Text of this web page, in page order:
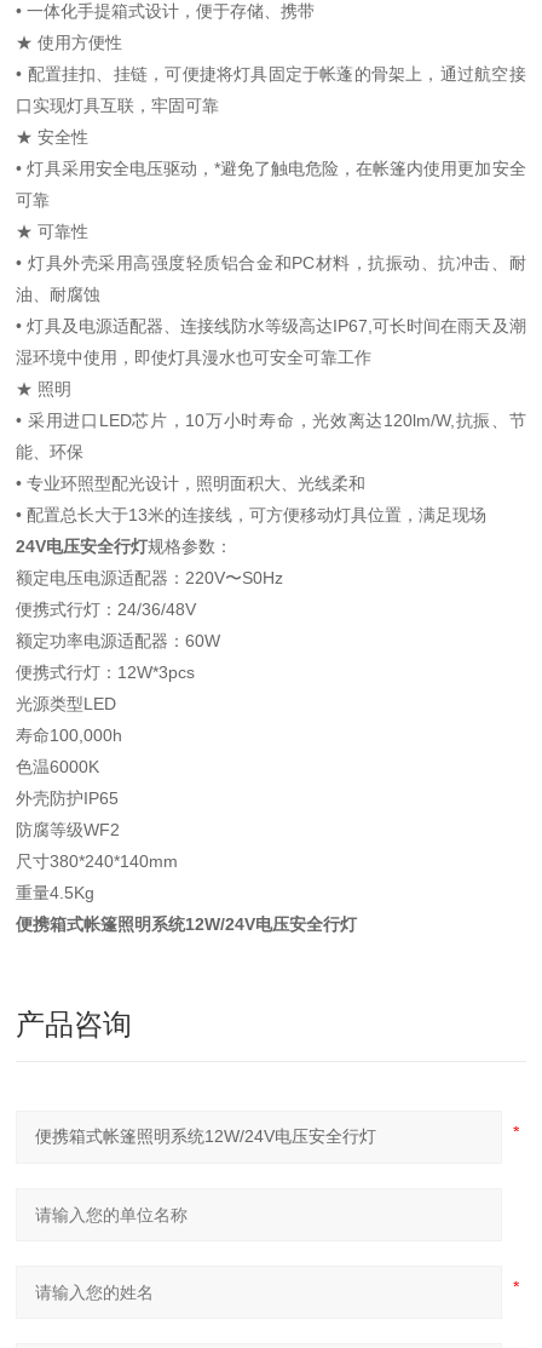
• 一体化手提箱式设计，便于存储、携带
★ 使用方便性
• 配置挂扣、挂链，可便捷将灯具固定于帐蓬的骨架上，通过航空接
口实现灯具互联，牢固可靠
★ 安全性
• 灯具采用安全电压驱动，*避免了触电危险，在帐篷内使用更加安全
可靠
★ 可靠性
• 灯具外壳采用高强度轻质铝合金和PC材料，抗振动、抗冲击、耐
油、耐腐蚀
• 灯具及电源适配器、连接线防水等级高达IP67,可长时间在雨天及潮
湿环境中使用，即使灯具漫水也可安全可靠工作
★ 照明
• 采用进口LED芯片，10万小时寿命，光效离达120lm/W,抗振、节
能、环保
• 专业环照型配光设计，照明面积大、光线柔和
• 配置总长大于13米的连接线，可方便移动灯具位置，满足现场
24V电压安全行灯规格参数：
额定电压电源适配器：220V〜S0Hz
便携式行灯：24/36/48V
额定功率电源适配器：60W
便携式行灯：12W*3pcs
光源类型LED
寿命100,000h
色温6000K
外壳防护IP65
防腐等级WF2
尺寸380*240*140mm
重量4.5Kg
便携箱式帐篷照明系统12W/24V电压安全行灯
产品咨询